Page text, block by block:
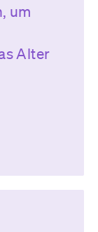
um
Alter